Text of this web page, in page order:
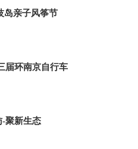
岛亲子风筝节
届环南京自行车
-聚新生态